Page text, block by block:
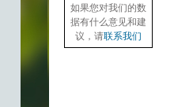
如果您对我们的数
据有什么意见和建
议，请联系我们